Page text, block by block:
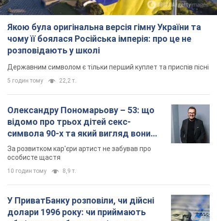
Якою була оригінальна версія гімну України та
чому її боялася Російська імперія: про це не
розповідають у школі
Державним символом є тільки перший куплет та приспів пісні
5 годин тому 22,2 т.
Олександру Пономарьову – 53: що
відомо про трьох дітей секс-
символа 90-х та який вигляд вони
мають
За розвитком кар'єри артист не забував про
особисте щастя
10 годин тому 8,9 т.
У ПриватБанку розповіли, чи дійсні
долари 1996 року: чи приймають